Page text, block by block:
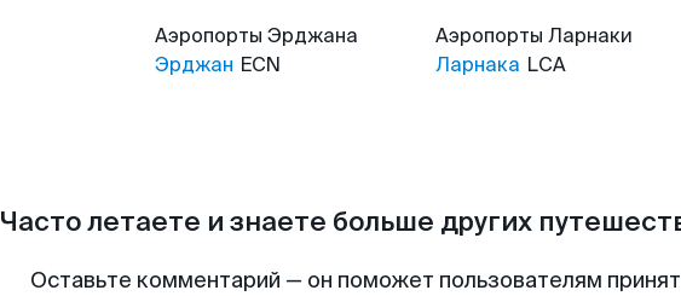
Аэропорты Эрджана
Эрджан ECN
Аэропорты Ларнаки
Ларнака LCA
Часто летаете и знаете больше других
Оставьте комментарий — он поможет пользователям